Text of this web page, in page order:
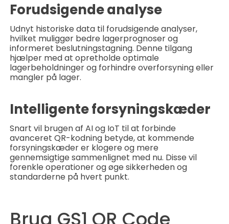
Forudsigende analyse
Udnyt historiske data til forudsigende analyser,
hvilket muliggør bedre lagerprognoser og
informeret beslutningstagning. Denne tilgang
hjælper med at opretholde optimale
lagerbeholdninger og forhindre overforsyning eller
mangler på lager.
Intelligente forsyningskæder
Snart vil brugen af ​​AI og IoT til at forbinde
avanceret QR-kodning betyde, at kommende
forsyningskæder er klogere og mere
gennemsigtige sammenlignet med nu. Disse vil
forenkle operationer og øge sikkerheden og
standarderne på hvert punkt.